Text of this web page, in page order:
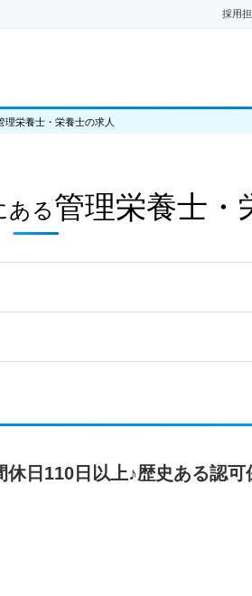
採用
理栄養士・栄養士の求人
ある管理栄養士・
日110日以上♪歴史ある認